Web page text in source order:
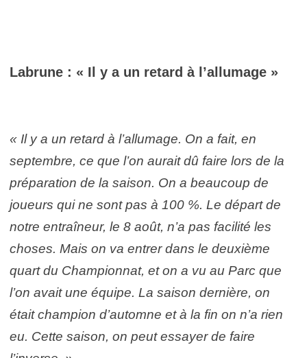
Labrune : « Il y a un retard à l’allumage »
« Il y a un retard à l’allumage. On a fait, en
septembre, ce que l’on aurait dû faire lors de la
préparation de la saison. On a beaucoup de
joueurs qui ne sont pas à 100 %. Le départ de
notre entraîneur, le 8 août, n’a pas facilité les
choses. Mais on va entrer dans le deuxième
quart du Championnat, et on a vu au Parc que
l’on avait une équipe. La saison dernière, on
était champion d’automne et à la fin on n’a rien
eu. Cette saison, on peut essayer de faire